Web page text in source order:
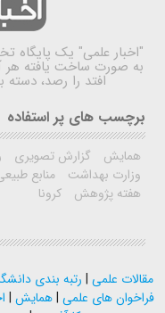
"اخبار علمی" یک پایگاه
به صورت ساخت یافته هر
افتد را رصد، دسته
برچسب های پر استفاده
همایش گزارش تصویری
وزارت بهداشت
منابع
هفته پژوهش
کرونا
مقالات علمی | رتبه بندی
فراخوان های علمی |همایش |